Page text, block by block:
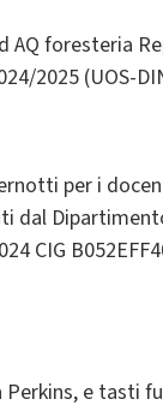
foresteria
2025 (UOS-
per i
CIG
e tasti